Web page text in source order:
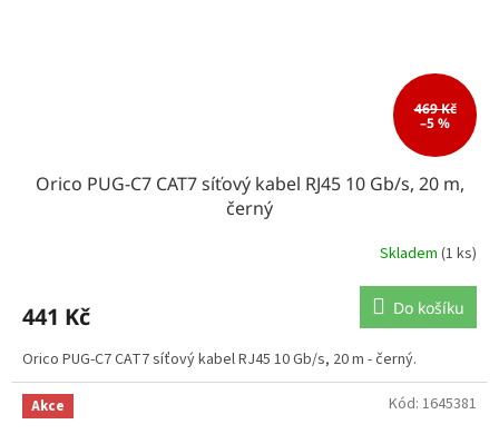
469 Kč
–5 %
Orico PUG-C7 CAT7 síťový kabel RJ45 10 Gb/s, 20 m,
černý
Skladem (1 ks)
441 Kč Do košíku
Orico PUG-C7 CAT7 síťový kabel RJ45 10 Gb/s, 20 m - černý.
Akce Kód: 1645381